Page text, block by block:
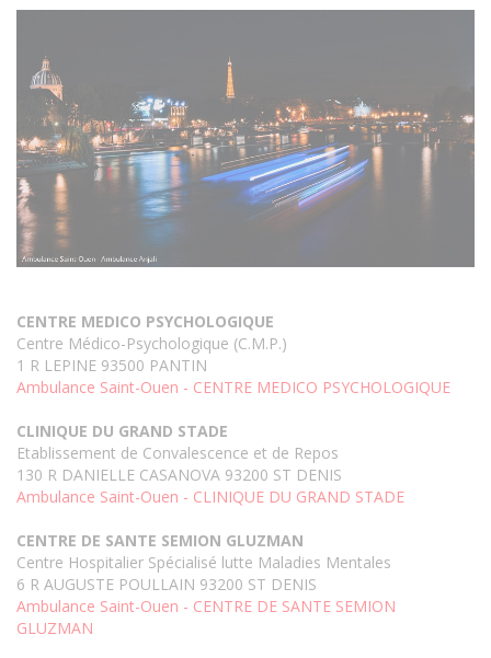
CENTRE MEDICO PSYCHOLOGIQUE
Centre Médico-Psychologique (C.M.P.)
1 R LEPINE 93500 PANTIN
Ambulance Saint-Ouen - CENTRE MEDICO PSYCHOLOGIQUE
CLINIQUE DU GRAND STADE
Etablissement de Convalescence et de Repos
130 R DANIELLE CASANOVA 93200 ST DENIS
Ambulance Saint-Ouen - CLINIQUE DU GRAND STADE
CENTRE DE SANTE SEMION GLUZMAN
Centre Hospitalier Spécialisé lutte Maladies Mentales
6 R AUGUSTE POULLAIN 93200 ST DENIS
Ambulance Saint-Ouen - CENTRE DE SANTE SEMION
GLUZMAN